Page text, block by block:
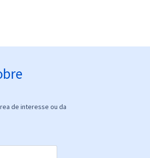
de interesse ou da